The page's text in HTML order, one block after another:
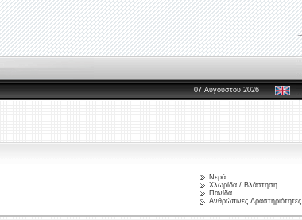
07 Αυγούστου 2026
Νερά
Χλωρίδα / Βλάστηση
Πανίδα
Ανθρώπινες